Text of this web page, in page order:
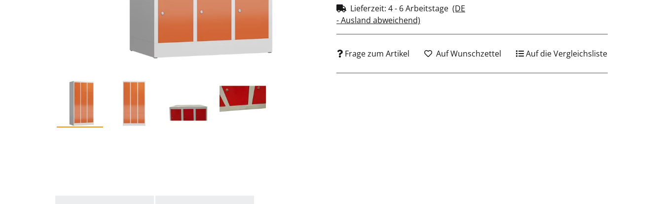
Lieferzeit: 4 - 6 Arbeitstage (DE
- Ausland abweichend)
Frage zum Artikel Auf Wunschzettel Auf die Vergleichsliste